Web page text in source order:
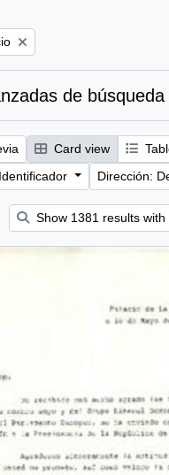
de búsqueda
Card view
Dirección:
Show 1381 results